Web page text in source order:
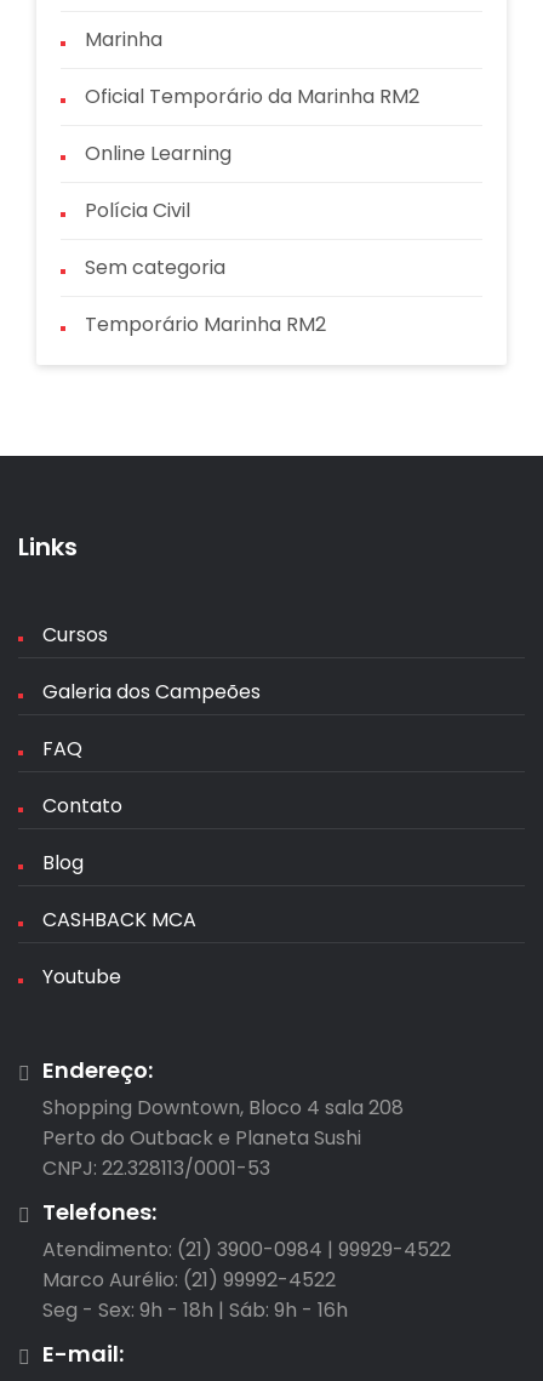
Marinha
Oficial Temporário da Marinha RM2
Online Learning
Polícia Civil
Sem categoria
Temporário Marinha RM2
Links
Cursos
Galeria dos Campeões
FAQ
Contato
Blog
CASHBACK MCA
Youtube
Endereço:
Shopping Downtown, Bloco 4 sala 208
Perto do Outback e Planeta Sushi
CNPJ: 22.328113/0001-53
Telefones:
Atendimento: (21) 3900-0984 | 99929-4522
Marco Aurélio: (21) 99992-4522
Seg - Sex: 9h - 18h | Sáb: 9h - 16h
E-mail: